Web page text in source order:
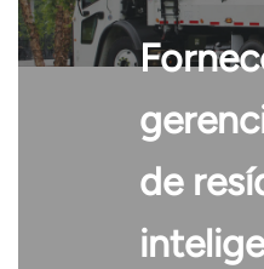
de